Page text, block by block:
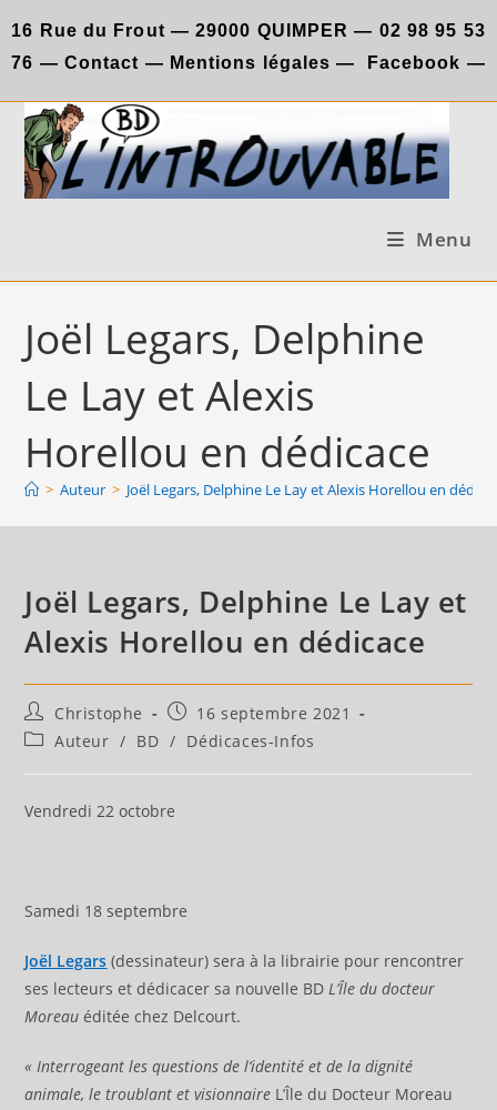
to
content
16 Rue du Frout —29000 QUIMPER — 02 98 95 53
76 — Contact — Mentions légales — Facebook —
Menu
Joël Legars, Delphine
Le Lay et Alexis
Horellou en dédicace
> Auteur > Joël Legars, Delphine Le Lay et Alexis Horellou en
Joël Legars, Delphine Le Lay et
Alexis Horellou en dédicace
Auteur/autrice
de
la
publication :
Christophe
Publication
publiée :
16 septembre 2021
PostAuteur / BD / Dédicaces-Infos
Vendredi 22 octobre
Samedi 18 septembre
Joël Legars (dessinateur) sera à la librairie pour rencontrer
ses lecteurs et dédicacer sa nouvelle BDL’Île du docteur
Moreau éditée chez Delcourt.
« Interrogeant les questions de l’identité et de la dignité
animale, le troublant et visionnaire L’Île du Docteur Moreau